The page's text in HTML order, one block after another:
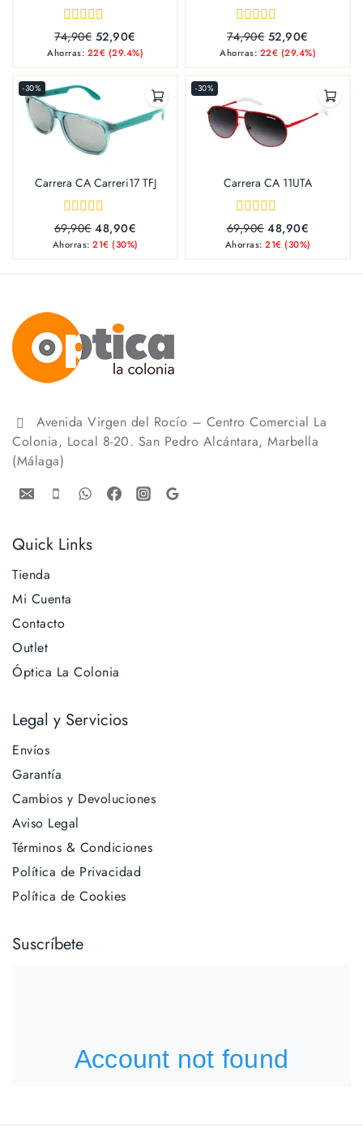
0
out
of
74,90€ 52,90€
Ahorras: 22€ (29.4%)
0
out
of
74,90€ 52,90€
Ahorras: 22€ (29.4%)
-30%
Carrera CA Carreri17 TFJ
0
out
of
69,90€ 48,90€
Ahorras: 21€ (30%)
-30%
Carrera CA 11UTA
0
out
of
69,90€ 48,90€
Ahorras: 21€ (30%)
Avenida Virgen del Rocío – Centro Comercial La
Colonia, Local 8-20. San Pedro Alcántara, Marbella
(Málaga)
Quick Links
Tienda
Mi Cuenta
Contacto
Outlet
Óptica La Colonia
Legal y Servicios
Envíos
Garantía
Cambios y Devoluciones
Aviso Legal
Términos & Condiciones
Política de Privacidad
Política de Cookies
Suscríbete